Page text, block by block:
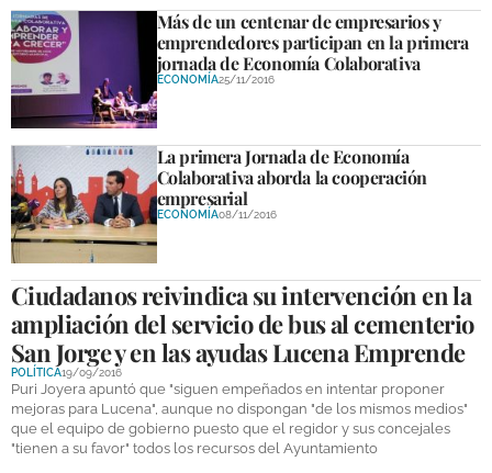
Más de un centenar de empresarios y
emprendedores participan en la primera
jornada de Economía Colaborativa
ECONOMÍA25/11/2016
La primera Jornada de Economía
Colaborativa aborda la cooperación
empresarial
ECONOMÍA08/11/2016
Ciudadanos reivindica su intervención en la
ampliación del servicio de bus al cementerio
San Jorge y en las ayudas Lucena Emprende
POLÍTICA19/09/2016
Puri Joyera apuntó que "siguen empeñados en intentar proponer
mejoras para Lucena", aunque no dispongan "de los mismos medios"
que el equipo de gobierno puesto que el regidor y sus concejales
"tienen a su favor" todos los recursos del Ayuntamiento